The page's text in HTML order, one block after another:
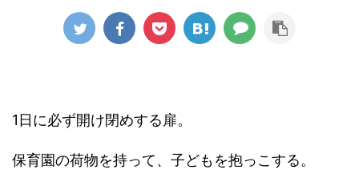
1日に必ず開け閉めする扉。
保育園の荷物を持って、子どもを抱っこする。